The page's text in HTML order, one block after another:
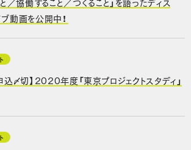
動画を公開中！
〆切】2020年度「東京プロジェクトスタディ」